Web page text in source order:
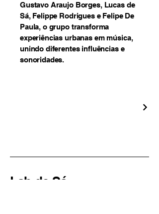
Gustavo Araujo Borges, Lucas de
Sá, Felippe Rodrigues e Felipe De
Paula, o grupo transforma
experiências urbanas em música,
unindo diferentes influências e
sonoridades.
Lab de Sá